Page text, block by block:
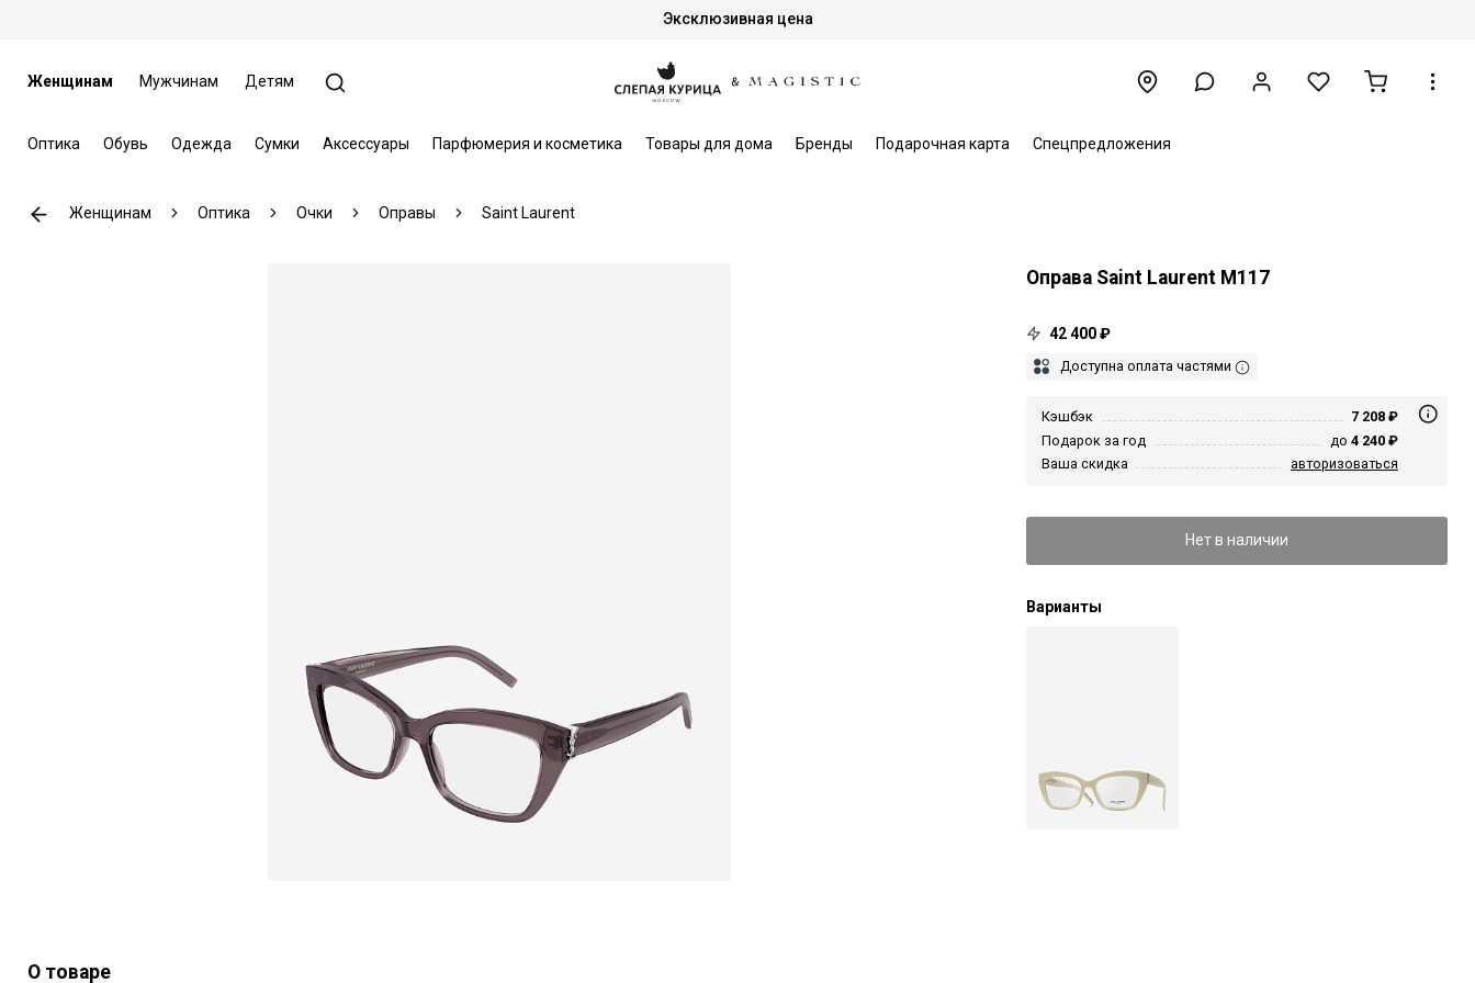
Эксклюзивная цена
Женщинам Мужчинам Детям
Оптика Обувь Одежда Сумки Аксессуары Парфюмерия и косметика Товары для дома Бренды Подарочная карта Спецпредложения
Женщинам Оптика Очки Оправы Saint Laurent
Оправа Saint Laurent M117
42 400 ₽
Доступна оплата частями
Кэшбэк
7 208 ₽
Подарок за год
до 4 240 ₽
Ваша скидка
авторизоваться
Нет в наличии
Варианты
О товаре